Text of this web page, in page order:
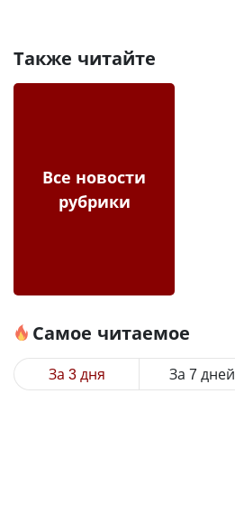
Также читайте
Все новости
рубрики
Самое читаемое
За 3 дня За 7 дней